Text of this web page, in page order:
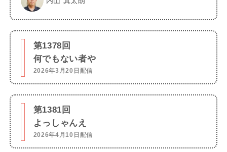
第1378回
何でもない者や
2026年3月20日配信
第1381回
よっしゃんえ
2026年4月10日配信